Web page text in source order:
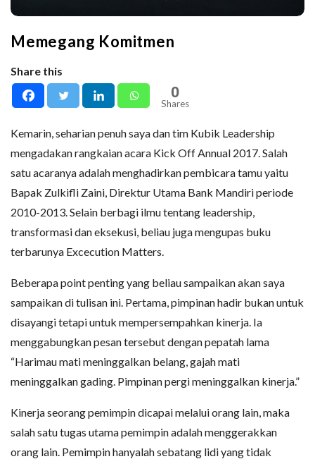
Memegang Komitmen
Share this
0
Shares
Kemarin, seharian penuh saya dan tim Kubik Leadership
mengadakan rangkaian acara Kick Off Annual 2017. Salah
satu acaranya adalah menghadirkan pembicara tamu yaitu
Bapak Zulkifli Zaini, Direktur Utama Bank Mandiri periode
2010-2013. Selain berbagi ilmu tentang leadership,
transformasi dan eksekusi, beliau juga mengupas buku
terbarunya Excecution Matters.
Beberapa point penting yang beliau sampaikan akan saya
sampaikan di tulisan ini. Pertama, pimpinan hadir bukan untuk
disayangi tetapi untuk mempersempahkan kinerja. Ia
menggabungkan pesan tersebut dengan pepatah lama
“Harimau mati meninggalkan belang, gajah mati
meninggalkan gading. Pimpinan pergi meninggalkan kinerja.”
Kinerja seorang pemimpin dicapai melalui orang lain, maka
salah satu tugas utama pemimpin adalah menggerakkan
orang lain. Pemimpin hanyalah sebatang lidi yang tidak